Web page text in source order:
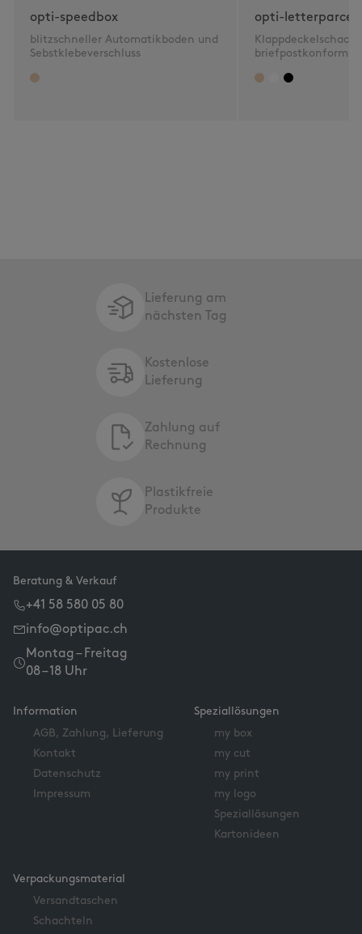
opti-speedbox
blitzschneller Automatikboden und
Sebstklebeverschluss
opti-letterparcel
briefpostkonform 2
Lieferung am
nächsten Tag
Kostenlose
Lieferung
Zahlung auf
Rechnung
Plastikfreie
Produkte
Beratung & Verkauf
+41 58 580 05 80
info@optipac.ch
Montag – Freitag
08 – 18 Uhr
Information
AGB, Zahlung, Lieferung
Kontakt
Datenschutz
Impressum
Speziallösungen
my box
my cut
my print
my logo
Speziallösungen
Kartonideen
Verpackungsmaterial
Versandtaschen
Schachteln